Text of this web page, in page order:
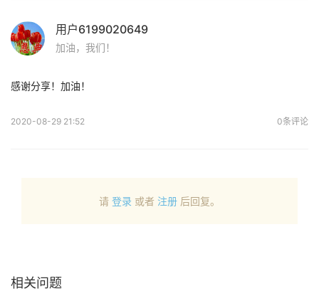
用户6199020649
加油，我们！
感谢分享！加油！
2020-08-29 21:52 0条评论
请 登录 或者 注册 后回复。
相关问题